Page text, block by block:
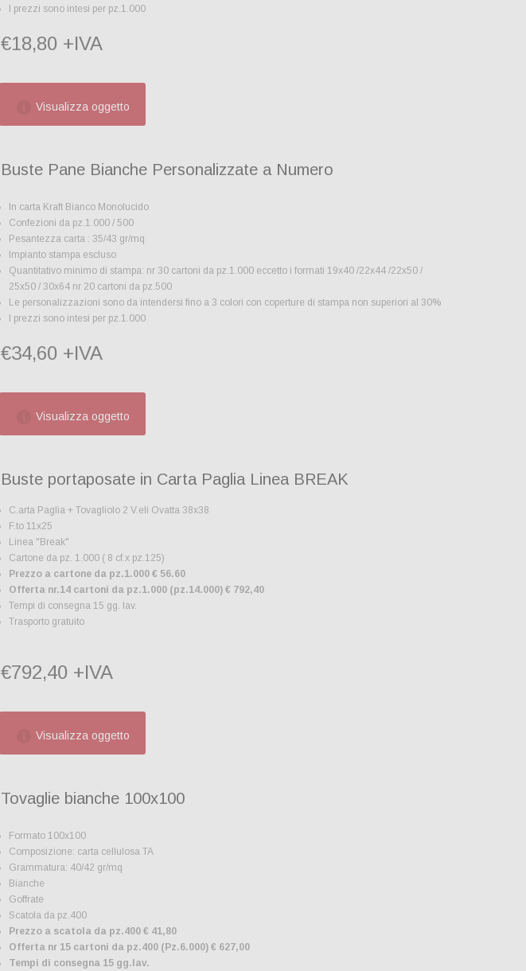
I prezzi sono intesi per pz.1.000
€18,80 +IVA
Visualizza oggetto
Buste Pane Bianche Personalizzate a Numero
In carta Kraft Bianco Monolucido
Confezioni da pz.1.000 / 500
Pesantezza carta : 35/43 gr/mq
Impianto stampa escluso
Quantitativo minimo di stampa: nr 30 cartoni da pz.1.000 eccetto i formati 19x40 /22x44 /22x50 /
25x50 / 30x64 nr 20 cartoni da pz.500
Le personalizzazioni sono da intendersi fino a 3 colori con coperture di stampa non superiori al 30%
I prezzi sono intesi per pz.1.000
€34,60 +IVA
Visualizza oggetto
Buste portaposate in Carta Paglia Linea BREAK
C.arta Paglia + Tovagliolo 2 V.eli Ovatta 38x38
F.to 11x25
Linea "Break"
Cartone da pz. 1.000 ( 8 cf.x pz.125)
Prezzo a cartone da pz.1.000 € 56.60
Offerta nr.14 cartoni da pz.1.000 (pz.14.000) € 792,40
Tempi di consegna 15 gg. lav.
Trasporto gratuito
€792,40 +IVA
Visualizza oggetto
Tovaglie bianche 100x100
Formato 100x100
Composizione: carta cellulosa TA
Grammatura: 40/42 gr/mq
Bianche
Goffrate
Scatola da pz.400
Prezzo a scatola da pz.400 € 41,80
Offerta nr 15 cartoni da pz.400 (Pz.6.000) € 627,00
Tempi di consegna 15 gg.lav.